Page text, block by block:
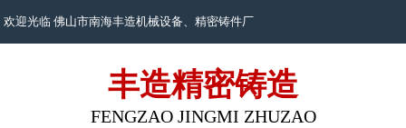
欢迎光临 佛山市南海丰造机械设备、精密铸件厂
丰造精密铸造
FENGZAO JINGMI ZHUZAO